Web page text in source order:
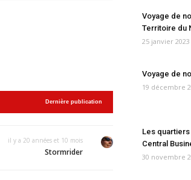
Dernière publication
il y a 20 années et 10 mois
Stormrider
Voyage de
Territoire du
25 janvier 2023
Voyage de
19 décembre
Les
Central
30 novembre